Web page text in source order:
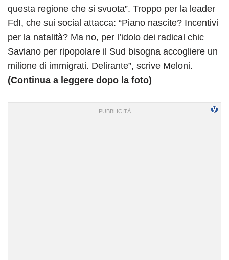
questa regione che si svuota”. Troppo per la leader
FdI, che sui social attacca: “Piano nascite? Incentivi
per la natalità? Ma no, per l’idolo dei radical chic
Saviano per ripopolare il Sud bisogna accogliere un
milione di immigrati. Delirante”, scrive Meloni.
(Continua a leggere dopo la foto)